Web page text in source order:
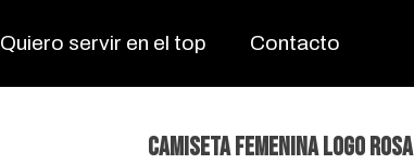
Quiero servir en el top Contacto
Camiseta femenina logo rosa